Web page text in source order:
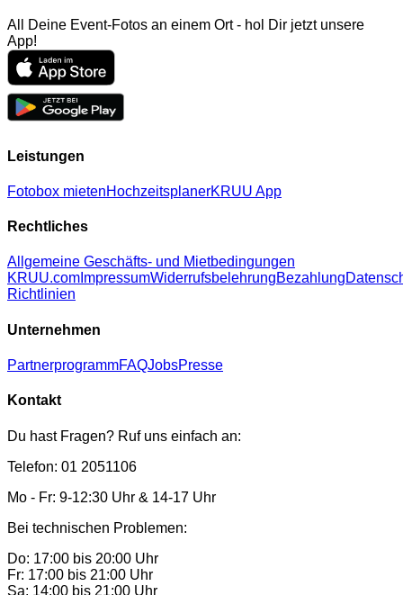
All Deine Event-Fotos an einem Ort - hol Dir jetzt unsere
App!
Leistungen
Fotobox mietenHochzeitsplanerKRUU App
Rechtliches
Allgemeine Geschäfts- und Mietbedingungen
KRUU.com ImpressumWiderrufsbelehrungBezahlung
Richtlinien
Unternehmen
PartnerprogrammFAQJobsPresse
Kontakt
Du hast Fragen? Ruf uns einfach an:
Telefon: 01 2051106
Mo - Fr: 9-12:30 Uhr & 14-17 Uhr
Bei technischen Problemen:
Do: 17:00 bis 20:00 Uhr
Fr: 17:00 bis 21:00 Uhr
Sa: 14:00 bis 21:00 Uhr